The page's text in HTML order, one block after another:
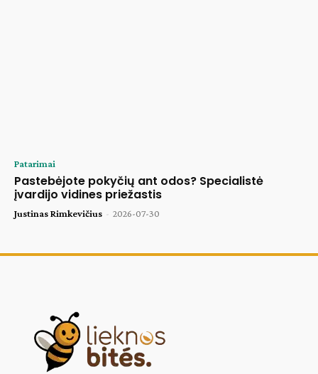
Patarimai
Pastebėjote pokyčių ant odos? Specialistė
įvardijo vidines priežastis
Justinas Rimkevičius - 2026-07-30